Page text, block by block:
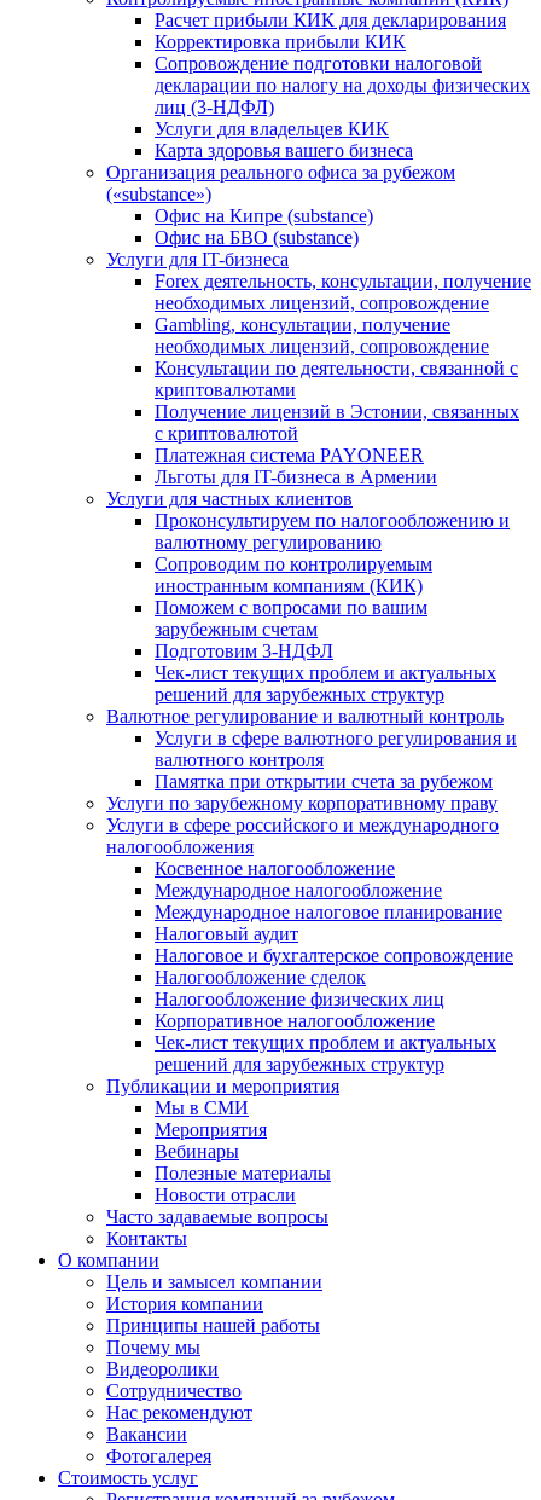
Расчет прибыли КИК для декларирования
Корректировка прибыли КИК
Сопровождение подготовки налоговой
декларации по налогу на доходы физических
лиц (3-НДФЛ)
Услуги для владельцев КИК
Карта здоровья вашего бизнеса
Организация реального офиса за рубежом
(«substance»)
Офис на Кипре (substance)
Офис на БВО (substance)
Услуги для IT-бизнеса
Forex деятельность, консультации, получение
необходимых лицензий, сопровождение
Gambling, консультации, получение
необходимых лицензий, сопровождение
Консультации по деятельности, связанной с
криптовалютами
Получение лицензий в Эстонии, связанных
с криптовалютой
Платежная система PAYONEER
Льготы для IT-бизнеса в Армении
Услуги для частных клиентов
Проконсультируем по налогообложению и
валютному регулированию
Сопроводим по контролируемым
иностранным компаниям (КИК)
Поможем с вопросами по вашим
зарубежным счетам
Подготовим 3-НДФЛ
Чек-лист текущих проблем и актуальных
решений для зарубежных структур
Валютное регулирование и валютный контроль
Услуги в сфере валютного регулирования и
валютного контроля
Памятка при открытии счета за рубежом
Услуги по зарубежному корпоративному праву
Услуги в сфере российского и международного
налогообложения
Косвенное налогообложение
Международное налогообложение
Международное налоговое планирование
Налоговый аудит
Налоговое и бухгалтерское сопровождение
Налогообложение сделок
Налогообложение физических лиц
Корпоративное налогообложение
Чек-лист текущих проблем и актуальных
решений для зарубежных структур
Публикации и мероприятия
Мы в СМИ
Мероприятия
Вебинары
Полезные материалы
Новости отрасли
Часто задаваемые вопросы
Контакты
О компании
Цель и замысел компании
История компании
Принципы нашей работы
Почему мы
Видеоролики
Сотрудничество
Нас рекомендуют
Вакансии
Фотогалерея
Стоимость услуг